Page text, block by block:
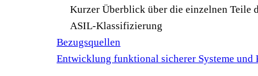
Kurzer Überblick über die einzelnen Teile
ASIL-Klassifizierung
Bezugsquellen
Entwicklung funktional sicherer Systeme und